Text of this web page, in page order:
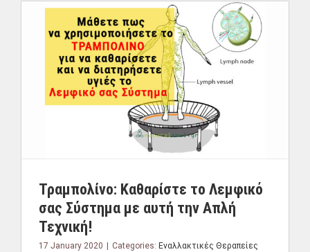
Τραμπολίνο: Καθαρίστε το Λεμφικό
σας Σύστημα με αυτή την Απλή
Τεχνική!
17 January 2020 Categories: Εναλλακτικές Θεραπείες